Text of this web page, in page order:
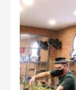
It